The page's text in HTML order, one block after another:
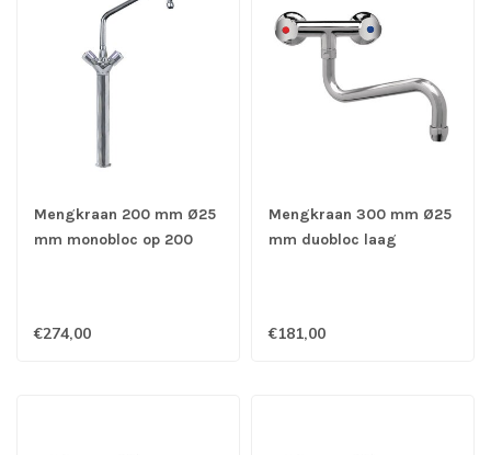
Mengkraan 200 mm Ø25
mm monobloc op 200
€274,00
Mengkraan 300 mm Ø25
mm duobloc laag
€181,00